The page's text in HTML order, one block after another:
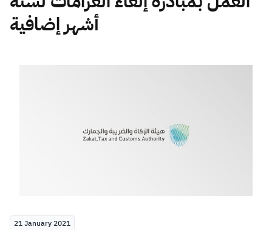
Zakat Customs
Real Estate Transactions
أشهر إضافية
21 January 2021